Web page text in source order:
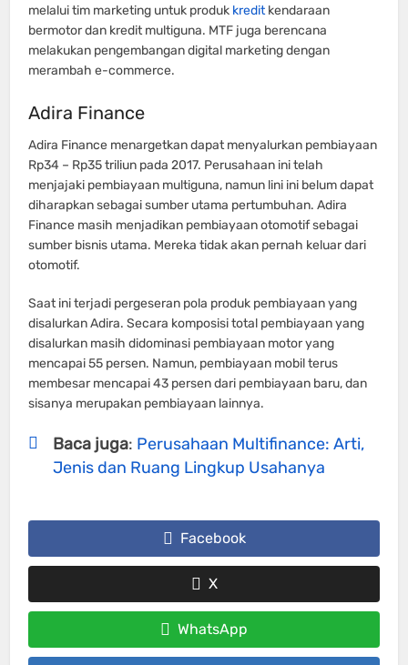
melalui tim marketing untuk produk kreditkendaraan
bermotor dan kredit multiguna. MTF juga berencana
melakukan pengembangan digital marketing dengan
merambah e-commerce.
Adira Finance
Adira Finance menargetkan dapat menyalurkan pembiayaan
Rp34 – Rp35 triliun pada 2017. Perusahaan ini telah
menjajaki pembiayaan multiguna, namun lini ini belum dapat
diharapkan sebagai sumber utama pertumbuhan. Adira
Finance masih menjadikan pembiayaan otomotif sebagai
sumber bisnis utama. Mereka tidak akan pernah keluar dari
otomotif.
Saat ini terjadi pergeseran pola produk pembiayaan yang
disalurkan Adira. Secara komposisi total pembiayaan yang
disalurkan masih didominasi pembiayaan motor yang
mencapai 55 persen. Namun, pembiayaan mobil terus
membesar mencapai 43 persen dari pembiayaan baru, dan
sisanya merupakan pembiayaan lainnya.
Baca juga: Perusahaan Multifinance: Arti,
Jenis dan Ruang Lingkup Usahanya
Facebook
X
WhatsApp